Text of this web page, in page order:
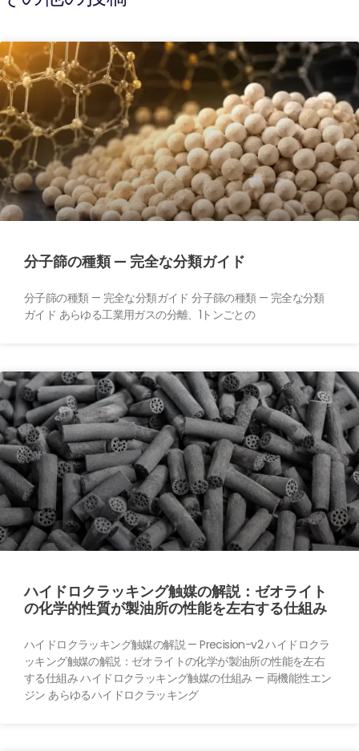
分子篩の種類 — 完全な分類ガイド
分子篩の種類 — 完全な分類ガイド 分子篩の種類 — 完全な分類
ガイド あらゆる工業用ガスの分離、1トンごとの
ハイドロクラッキング触媒の解説：ゼオライト
の化学的性質が製油所の性能を左右する仕組み
ハイドロクラッキング触媒の解説 — Precision-v2 ハイドロクラ
ッキング触媒の解説：ゼオライトの化学が製油所の性能を左右
する仕組み ハイドロクラッキング触媒の仕組み — 両機能性エン
ジン あらゆるハイドロクラッキング